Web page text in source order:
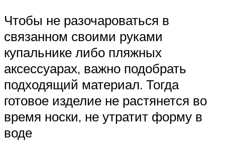
Чтобы не разочароваться в
связанном своими руками
купальнике либо пляжных
аксессуарах, важно подобрать
подходящий материал. Тогда
готовое изделие не растянется во
время носки, не утратит форму в
воде